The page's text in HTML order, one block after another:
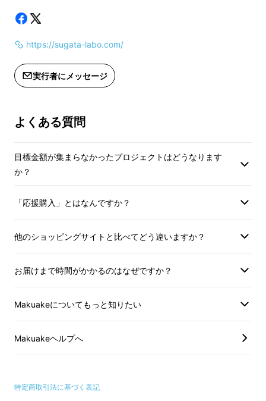
2022年バージョンは
・サイズ
・Mサイズ：25cm～28cm
の2サイズよりそれぞれお選びいただ
けます。
ております。
製造工程上の都合等により出荷時期が
製造工程上の都合
https://sugata-labo.com/
実行者にメッセージ
よくある質問
目標金額が集まらなかったプロジェクトはどうなります
か？
「応援購入」とはなんですか？
他のショッピングサイトと比べてどう違いますか？
お届けまで時間がかかるのはなぜですか？
Makuakeについてもっと知りたい
Makuakeヘルプへ
特定商取引法に基づく表記